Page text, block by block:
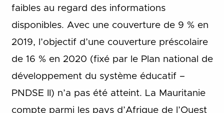
faibles au regard des informations
disponibles. Avec une couverture de 9 % en
2019, l’objectif d’une couverture préscolaire
de 16 % en 2020 (fixé par le Plan national de
développement du système éducatif –
PNDSE II) n’a pas été atteint. La Mauritanie
compte parmi les pays d’Afrique de l’Ouest